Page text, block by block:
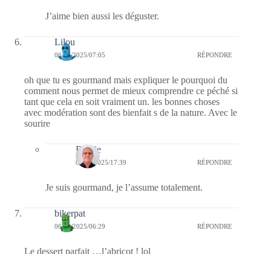
J’aime bien aussi les déguster.
Lilou
06/01/2025/07:05 RÉPONDRE
oh que tu es gourmand mais expliquer le pourquoi du
comment nous permet de mieux comprendre ce péché si
tant que cela en soit vraiment un. les bonnes choses
avec modération sont des bienfait s de la nature. Avec le
sourire
Bernie
07/01/2025/17:39 RÉPONDRE
Je suis gourmand, je l’assume totalement.
bikerpat
06/01/2025/06:29 RÉPONDRE
Le dessert parfait …l’abricot ! lol